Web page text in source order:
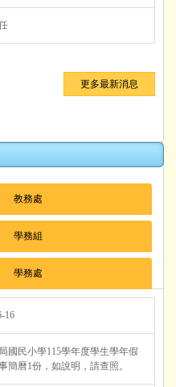
更多最新消息
教務處
學務組
學務處
16
國民小學115學年度學生學年假
簡曆1份，如說明，請查照。